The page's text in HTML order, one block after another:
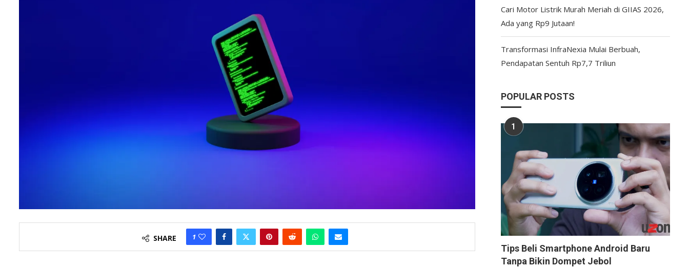
SHARE 1
Cari Motor Listrik Murah Meriah di GIIAS 2026,
Ada yang Rp9 Jutaan!
Transformasi InfraNexia Mulai Berbuah,
Pendapatan Sentuh Rp7,7 Triliun
POPULAR POSTS
1
Tips Beli Smartphone Android Baru
Tanpa Bikin Dompet Jebol